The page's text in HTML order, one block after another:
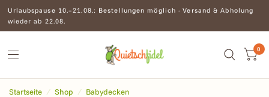
Urlaubspause 10.–21.08.: Bestellungen möglich · Versand & Abholung
wieder ab 22.08.
0
Startseite / Shop / Babydecken